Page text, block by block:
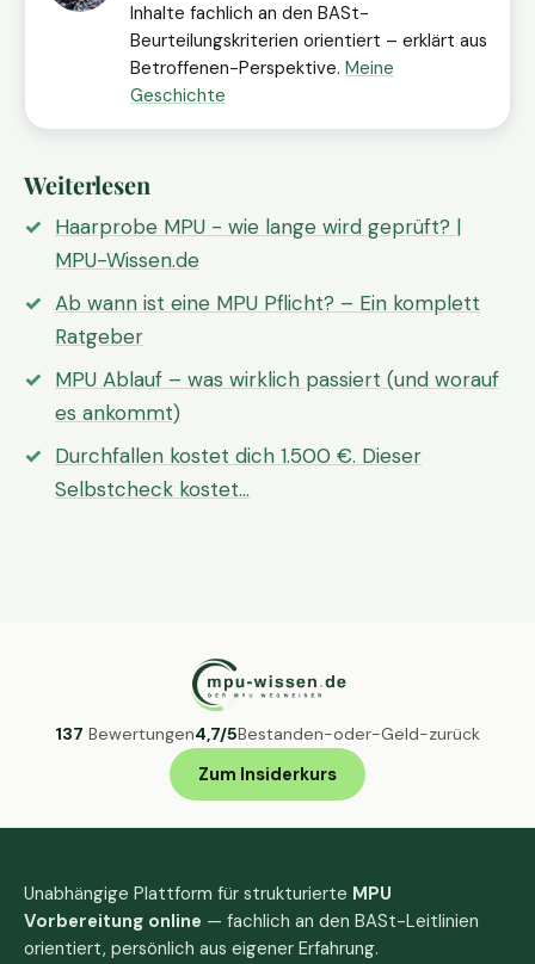
Inhalte fachlich an den BASt-
Beurteilungskriterien orientiert – erklärt aus
Betroffenen-Perspektive. Meine
Geschichte
Weiterlesen
Haarprobe MPU - wie lange wird geprüft? |
MPU-Wissen.de
Ab wann ist eine MPU Pflicht? – Ein komplett
Ratgeber
MPU Ablauf – was wirklich passiert (und worauf
es ankommt)
Durchfallen kostet dich 1.500 €. Dieser
Selbstcheck kostet…
137 Bewertungen4,7/5Bestanden-oder-Geld-zurück
Zum Insiderkurs
Unabhängige Plattform für strukturierte MPU
Vorbereitung online — fachlich an den BASt-Leitlinien
orientiert, persönlich aus eigener Erfahrung.